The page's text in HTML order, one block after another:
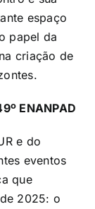
espaço
papel da
criação de
ENANPAD
e do
eventos
que
2025: o